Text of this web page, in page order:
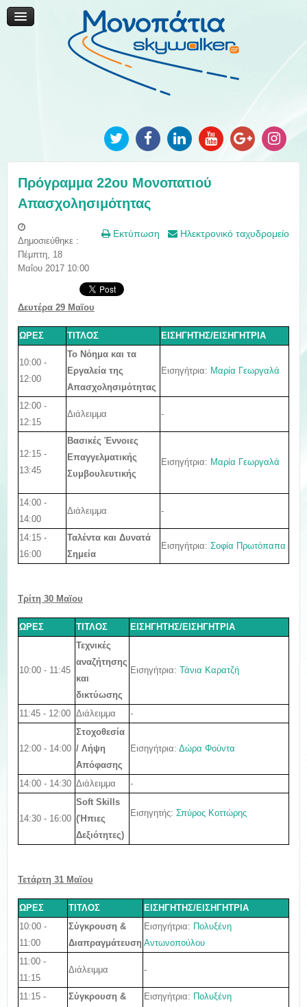
Μονοπάτια Καινοτομίας
Μονοπάτια Τοπικής Ανάπτυξης
Ανακοινώσεις
Φωτογραφίες
Πρόγραμμα 22ου Μονοπατιού
Απασχολησιμότητας
Εκτύπωση Ηλεκτρονικό ταχυδρομείο
Δημοσιεύθηκε :
Πέμπτη, 18
Μαΐου 2017 10:00
Δευτέρα 29 Μαϊου
ΩΡΕΣ ΤΙΤΛΟΣ ΕΙΣΗΓΗΤΗΣ/ΕΙΣΗΓΗΤΡΙΑ
10:00 -
12:00
Το Νόημα και τα
Εργαλεία της
Απασχολησιμότητας
Εισηγήτρια: Μαρία Γεωργαλά
12:00 -
12:15
Διάλειμμα -
12:15 -
13:45
Βασικές Έννοιες
Επαγγελματικής
Συμβουλευτικής
Εισηγήτρια: Μαρία Γεωργαλά
14:00 -
14:00
Διάλειμμα -
14:15 -
16:00
Ταλέντα και Δυνατά
Σημεία
Εισηγήτρια: Σοφία Πρωτόπαπα
Τρίτη 30 Μαϊου
ΩΡΕΣ ΤΙΤΛΟΣ ΕΙΣΗΓΗΤΗΣ/ΕΙΣΗΓΗΤΡΙΑ
10:00 - 11:45
Τεχνικές
αναζήτησης
και
δικτύωσης
Εισηγήτρια: Τάνια Καρατζή
11:45 - 12:00 Διάλειμμα -
12:00 - 14:00
Στοχοθεσία
/ Λήψη
Απόφασης
Εισηγήτρια: Δώρα Φούντα
14:00 - 14:30 Διάλειμμα -
14:30 - 16:00
Soft Skills
(Ήπιες
Δεξιότητες)
Εισηγητής: Σπύρος Κοττώρης
Τετάρτη 31 Μαϊου
ΩΡΕΣ ΤΙΤΛΟΣ
ΕΙΣΗΓΗΤΗΣ/ΕΙΣΗΓΗΤΡΙΑ
10:00 -
11:00
Σύγκρουση &
Διαπραγμάτευση
Εισηγήτρια: Πολυξένη
Αντωνοπούλου
11:00 -
11:15
Διάλειμμα -
11:15 -
Σύγκρουση &
Εισηγήτρια: Πολυξένη